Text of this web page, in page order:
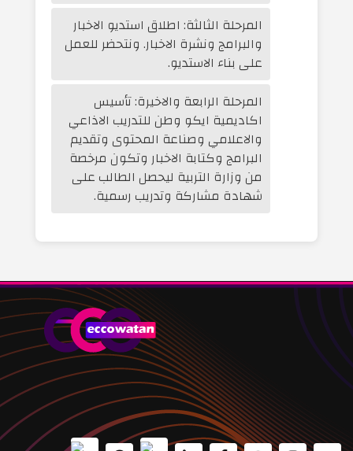
المرحلة الثالثة: اطلاق استديو الاخبار
والبرامج ونشرة الاخبار. ونتحضر للعمل
على بناء الاستديو.
المرحلة الرابعة والاخيرة: تأسيس
اكاديمية ايكو وطن للتدريب الاذاعي
والاعلامي وصناعة المحتوى وتقديم
البرامج وكتابة الاخبار وتكون مرخصة
من وزارة التربية ليحصل الطالب على
شهادة مشاركة وتدريب رسمية.